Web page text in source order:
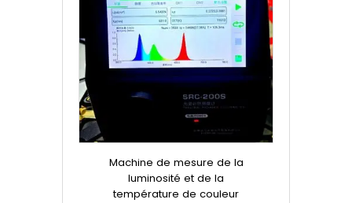
Machine de mesure de la
luminosité et de la
température de couleur